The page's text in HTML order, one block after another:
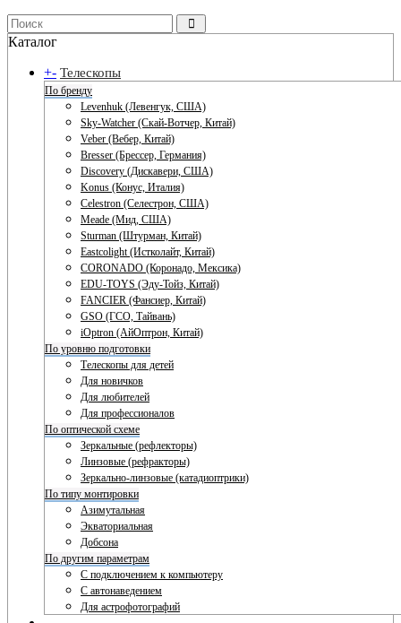
Каталог
+- Телескопы
По бренду
Levenhuk (Левенгук, США)
Sky-Watcher (Скай-Вотчер, Китай)
Veber (Вебер, Китай)
Bresser (Брессер, Германия)
Discovery (Дискавери, США)
Konus (Конус, Италия)
Celestron (Селестрон, США)
Meade (Мид, США)
Sturman (Штурман, Китай)
Eastcolight (Истколайт, Китай)
CORONADO (Коронадо, Мексика)
EDU-TOYS (Эду-Тойз, Китай)
FANCIER (Фансиер, Китай)
GSO (ГСО, Тайвань)
iOptron (АйОптрон, Китай)
По уровню подготовки
Телескопы для детей
Для новичков
Для любителей
Для профессионалов
По оптической схеме
Зеркальные (рефлекторы)
Линзовые (рефракторы)
Зеркально-линзовые (катадиоптрики)
По типу монтировки
Азимутальная
Экваториальная
Добсона
По другим параметрам
С подключением к компьютеру
С автонаведением
Для астрофотографий